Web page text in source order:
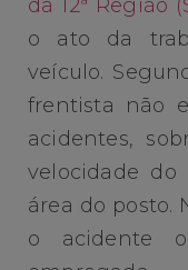
da 12ª Região
o ato da
veículo.
frentista não
acidentes,
velocidade
área do posto.
o acidente